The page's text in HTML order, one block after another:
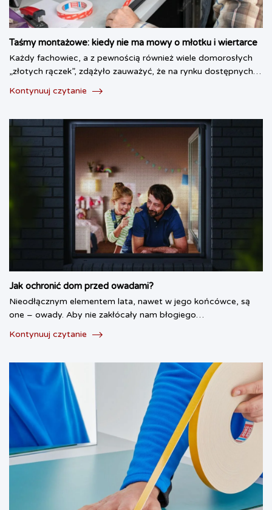
Taśmy montażowe: kiedy nie ma mowy o młotku i wiertarce
Każdy fachowiec, a z pewnością również wiele domorosłych
„złotych rączek”, zdążyło zauważyć, że na rynku dostępnych…
Kontynuuj czytanie
Jak ochronić dom przed owadami?
Nieodłącznym elementem lata, nawet w jego końcówce, są
one – owady. Aby nie zakłócały nam błogiego…
Kontynuuj czytanie